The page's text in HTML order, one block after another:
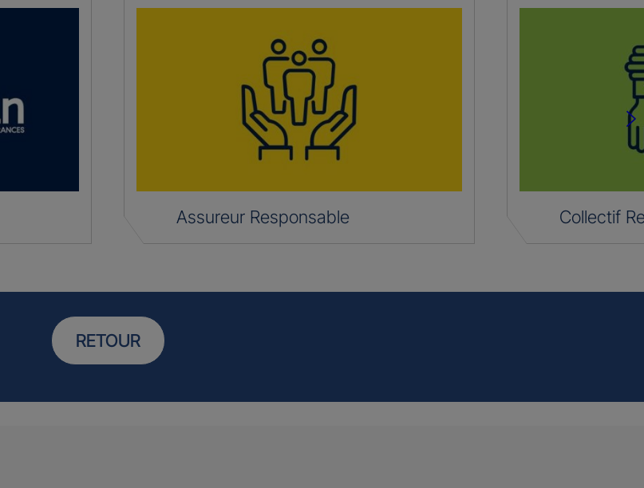
Assureur Responsable Collectif
RETOUR